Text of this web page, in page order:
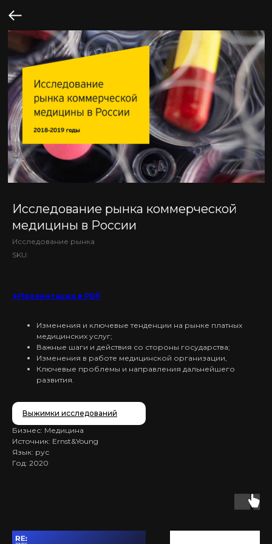
Исследование рынка коммерческой
медицины в России
Исследование рынка
SKU:
➤Презентация в PDF
Изменения и ключевые тенденции на рынке платных
медицинских услуг;
Важные шаги и действия со стороны государства;
Изменения в работе медицинской организации,
Ключевые проблемы и направления дальнейшего
развития.
Выжимки исследований
Бизнес: Медицина
Источник: Ernst&Young
Язык: рус
Год: 2020